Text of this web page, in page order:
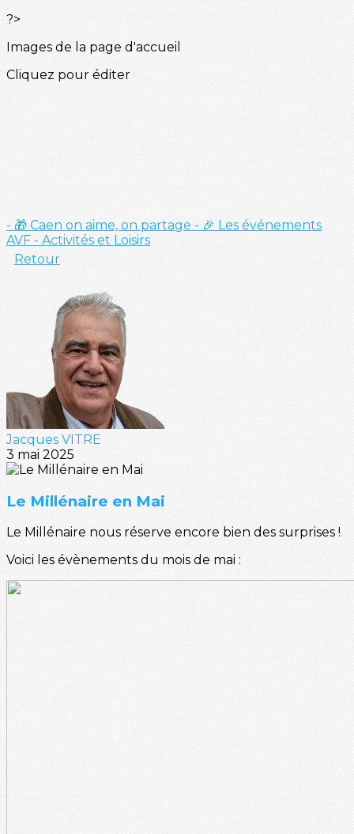
?>
Images de la page d'accueil
Cliquez pour éditer
- 🎁 Caen on aime, on partage - 🎉 Les événements
AVF - Activités et Loisirs
Retour
Jacques VITRE
3 mai 2025
Le Millénaire en Mai
Le Millénaire nous réserve encore bien des surprises !
Voici les évènements du mois de mai :